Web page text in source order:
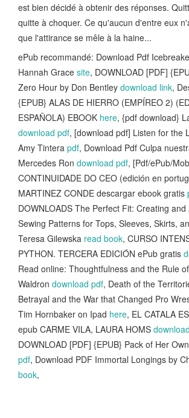
est bien décidé à obtenir des réponses.
quitte à choquer. Ce qu'aucun d'entre eux
que l'attirance se mêle à la haine...
ePub recommandé: Download Pdf
Hannah Grace site, DOWNLOAD [PDF]
Zero Hour by Don Bentley download link,
{EPUB} ALAS DE HIERRO (EMPÍREO 2)
ESPAÑOLA) EBOOK here, {pdf download}
download pdf, [download pdf] Listen for the
Amy Tintera pdf, Download Pdf Culpa
Mercedes Ron download pdf, [Pdf/ePub/
CONTINUIDADE DO CEO (edición en
MARTINEZ CONDE descargar ebook gratis
DOWNLOADS The Perfect Fit: Creating
Sewing Patterns for Tops, Sleeves, Skirts,
Teresa Gilewska read book, CURSO
PYTHON. TERCERA EDICIÓN ePub gratis
Read online: Thoughtfulness and the Rule
Waldron download pdf, Death of the
Betrayal and the War that Changed Pro
Tim Hornbaker on Ipad here, EL CATALA
epub CARME VILA, LAURA HOMS
DOWNLOAD [PDF] {EPUB} Pack of Her
pdf, Download PDF Immortal Longings by
book,